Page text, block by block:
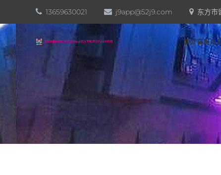
13659630021 j9app@52j9.com 东方市
首页官网入